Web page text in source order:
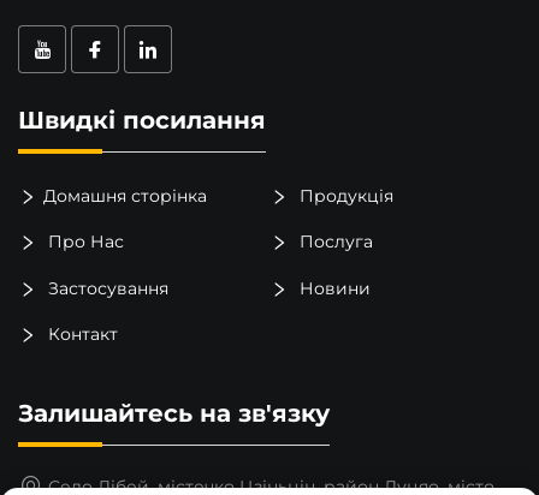
Швидкі посилання
Домашня сторінка Продукція
Про Нас Послуга
Застосування Новини
Контакт
Залишайтесь на зв'язку
Село Лібей, містечко Цзіньцін, район Луцяо, місто